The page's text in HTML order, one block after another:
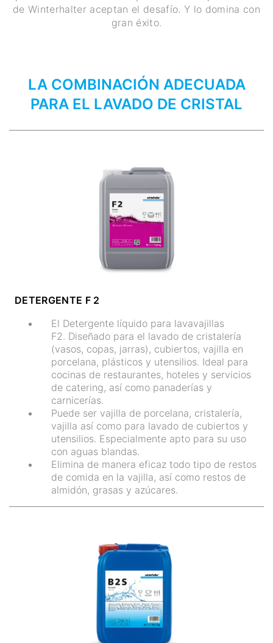
de Winterhalter aceptan el desafío. Y lo domina con
gran éxito.
LA COMBINACIÓN ADECUADA
PARA EL LAVADO DE CRISTAL
DETERGENTE F 2
El Detergente líquido para lavavajillas
F2. Diseñado para el lavado de cristalería
(vasos, copas, jarras), cubiertos, vajilla en
porcelana, plásticos y utensilios. Ideal para
cocinas de restaurantes, hoteles y servicios
de catering, así como panaderías y
carnicerías.
Puede ser vajilla de porcelana, cristalería,
vajilla así como para lavado de cubiertos y
utensilios. Especialmente apto para su uso
con aguas blandas.
Elimina de manera eficaz todo tipo de restos
de comida en la vajilla, así como restos de
almidón, grasas y azúcares.